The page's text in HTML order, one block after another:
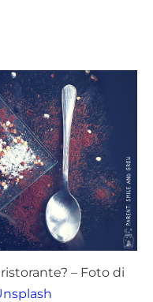
– Foto di